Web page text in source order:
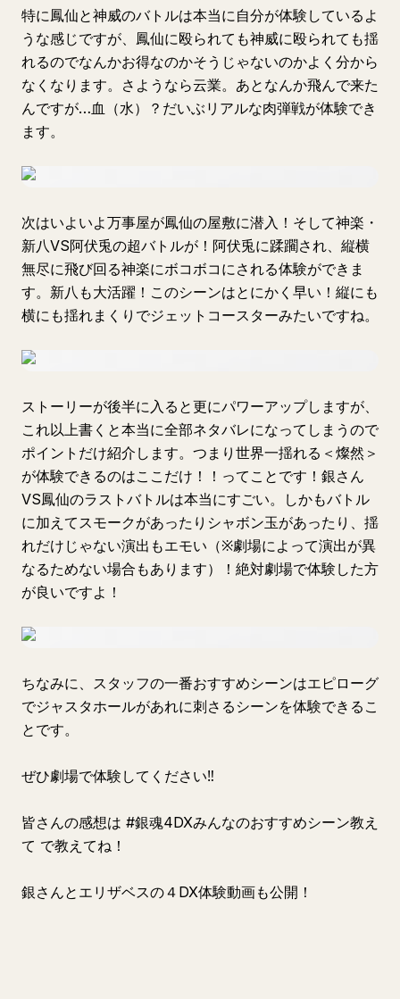
特に鳳仙と神威のバトルは本当に自分が体験しているよ
うな感じですが、鳳仙に殴られても神威に殴られても揺
れるのでなんかお得なのかそうじゃないのかよく分から
なくなります。さようなら云業。あとなんか飛んで来た
んですが…血（水）？だいぶリアルな肉弾戦が体験でき
ます。
次はいよいよ万事屋が鳳仙の屋敷に潜入！そして神楽・
新八VS阿伏兎の超バトルが！阿伏兎に蹂躙され、縦横
無尽に飛び回る神楽にボコボコにされる体験ができま
す。新八も大活躍！このシーンはとにかく早い！縦にも
横にも揺れまくりでジェットコースターみたいですね。
ストーリーが後半に入ると更にパワーアップしますが、
これ以上書くと本当に全部ネタバレになってしまうので
ポイントだけ紹介します。つまり世界一揺れる＜燦然＞
が体験できるのはここだけ！！ってことです！銀さん
VS鳳仙のラストバトルは本当にすごい。しかもバトル
に加えてスモークがあったりシャボン玉があったり、揺
れだけじゃない演出もエモい（※劇場によって演出が異
なるためない場合もあります）！絶対劇場で体験した方
が良いですよ！
ちなみに、スタッフの一番おすすめシーンはエピローグ
でジャスタホールがあれに刺さるシーンを体験できるこ
とです。
ぜひ劇場で体験してください‼
皆さんの感想は #銀魂4DXみんなのおすすめシーン教え
て で教えてね！
銀さんとエリザベスの４DX体験動画も公開！